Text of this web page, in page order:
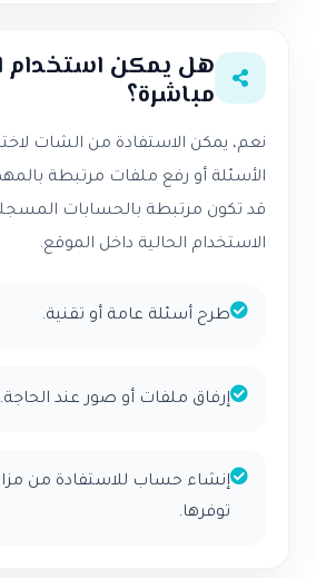
هل يمكن استخدام
مباشرة؟
نعم، يمكن الاستفادة من الشات
الأسئلة أو رفع ملفات مرتبطة
قد تكون مرتبطة بالحسابات
الاستخدام الحالية داخل الموقع.
طرح أسئلة عامة أو تقنية.
إرفاق ملفات أو صور عند الحاجة.
إنشاء حساب للاستفادة من
توفرها.